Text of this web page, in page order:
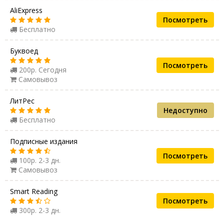
AliExpress
Бесплатно
Посмотреть
Буквоед
200р. Сегодня
Самовывоз
Посмотреть
ЛитРес
Бесплатно
Недоступно
Подписные издания
100р. 2-3 дн.
Самовывоз
Посмотреть
Smart Reading
300р. 2-3 дн.
Посмотреть